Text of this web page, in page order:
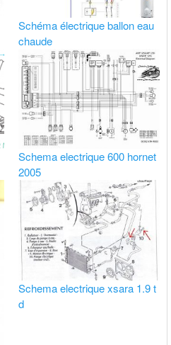
Schéma électrique ballon eau
chaude
Schema electrique 600 hornet
2005
Schema electrique xsara 1.9 t
d